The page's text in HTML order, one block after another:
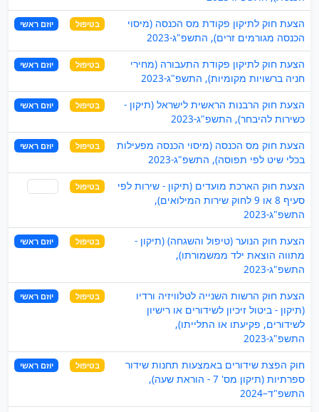
הצעת חוק לתיקון פקודת מס הכנסה (מיסוי
הכנסה מגורמים זרים), התשפ"ג-2023
בטיפול יוזם ראשי
הצעת חוק לתיקון פקודת התעבורה (מחירי
חניה ברשויות מקומיות), התשפ"ג-2023
בטיפול יוזם ראשי
הצעת חוק הרבנות הראשית לישראל (תיקון -
כשירות להיבחר), התשפ"ג-2023
בטיפול יוזם ראשי
הצעת חוק מס הכנסה (מיסוי הכנסה מפעילות
בכלי שיט לפי תפוסה), התשפ"ג-2023
בטיפול יוזם ראשי
הצעת חוק הארכת מועדים (תיקון - שירות לפי
סעיף 8 או 9 לחוק שירות המילואים),
התשפ"ג-2023
בטיפול
הצעת חוק הנוער (טיפול והשגחה) (תיקון -
מתווה הוצאת ילד ממשמורתו),
התשפ"ג-2023
בטיפול יוזם ראשי
הצעת חוק הרשות השנייה לטלוויזיה ורדיו
(תיקון - ביטול זיכיון לשידורים או רישיון
לשידורים, פקיעתו או התלייתו),
התשפ"ג-2023
בטיפול יוזם ראשי
חוק הפצת שידורים באמצעות תחנות שידור
ספרתיות (תיקון מס' 7 - הוראת שעה),
התשפ"ד–2024
בטיפול יוזם ראשי